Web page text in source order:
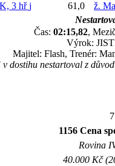
3 hřj 61,0
ž.
Čas: 02:15,82,
Výrok:
Majitel: Flash, Trenér:
dostihu nestartoval z
1156 Cena
Rovina
40.000 Kč